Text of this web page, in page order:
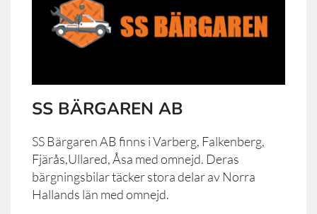
SS BÄRGAREN AB
SS Bärgaren AB finns i Varberg, Falkenberg,
Fjärås,Ullared, Åsa med omnejd. Deras
bärgningsbilar täcker stora delar av Norra
Hallands län med omnejd.